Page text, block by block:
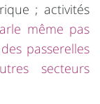
; activités
même pas
passerelles
secteurs